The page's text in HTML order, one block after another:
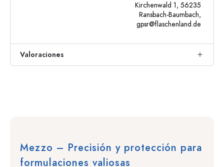
Kirchenwald 1, 56235
Ransbach-Baumbach,
gpsr@flaschenland.de
Valoraciones
Mezzo – Precisión y protección para
formulaciones valiosas